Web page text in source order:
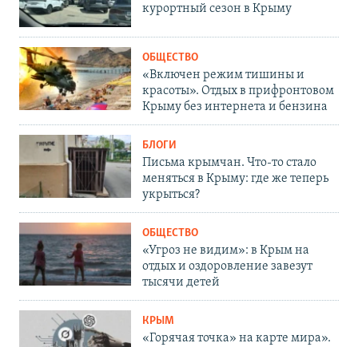
курортный сезон в Крыму
ОБЩЕСТВО
«Включен режим тишины и
красоты». Отдых в прифронтовом
Крыму без интернета и бензина
БЛОГИ
Письма крымчан. Что-то стало
меняться в Крыму: где же теперь
укрыться?
ОБЩЕСТВО
«Угроз не видим»: в Крым на
отдых и оздоровление завезут
тысячи детей
КРЫМ
«Горячая точка» на карте мира».